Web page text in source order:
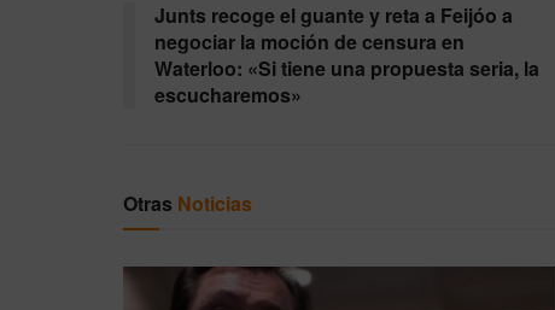
Junts recoge el guante y reta a Feijóo a
negociar la moción de censura en
Waterloo: «Si tiene una propuesta seria, la
escucharemos»
Otras Noticias